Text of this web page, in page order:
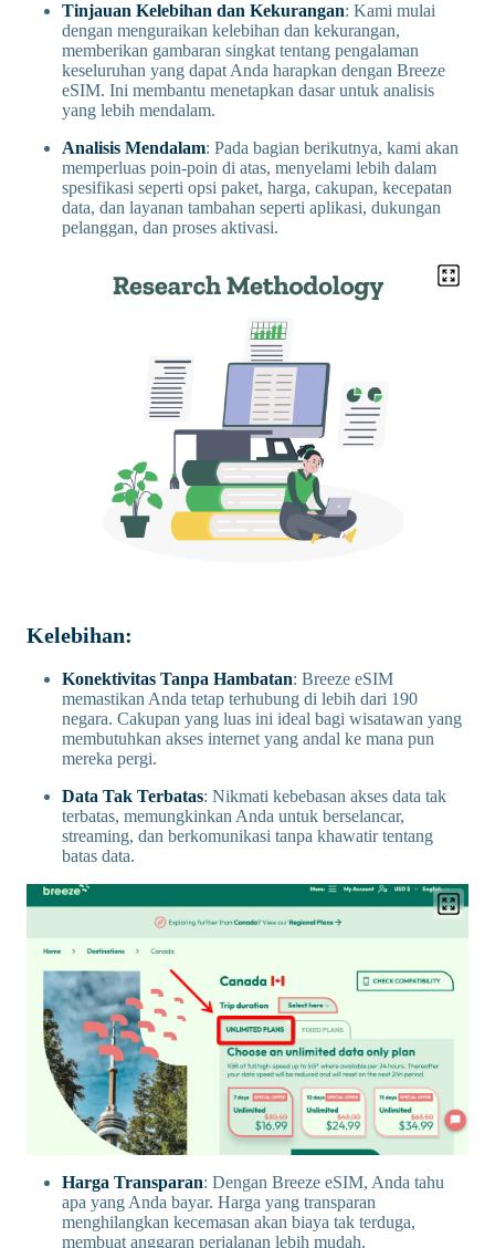
Tinjauan Kelebihan dan Kekurangan: Kami mulai
dengan menguraikan kelebihan dan kekurangan,
memberikan gambaran singkat tentang pengalaman
keseluruhan yang dapat Anda harapkan dengan Breeze
eSIM. Ini membantu menetapkan dasar untuk analisis
yang lebih mendalam.
Analisis Mendalam: Pada bagian berikutnya, kami akan
memperluas poin-poin di atas, menyelami lebih dalam
spesifikasi seperti opsi paket, harga, cakupan, kecepatan
data, dan layanan tambahan seperti aplikasi, dukungan
pelanggan, dan proses aktivasi.
Kelebihan:
Konektivitas Tanpa Hambatan: Breeze eSIM
memastikan Anda tetap terhubung di lebih dari 190
negara. Cakupan yang luas ini ideal bagi wisatawan yang
membutuhkan akses internet yang andal ke mana pun
mereka pergi.
Data Tak Terbatas: Nikmati kebebasan akses data tak
terbatas, memungkinkan Anda untuk berselancar,
streaming, dan berkomunikasi tanpa khawatir tentang
batas data.
Harga Transparan: Dengan Breeze eSIM, Anda tahu
apa yang Anda bayar. Harga yang transparan
menghilangkan kecemasan akan biaya tak terduga,
membuat anggaran perjalanan lebih mudah.